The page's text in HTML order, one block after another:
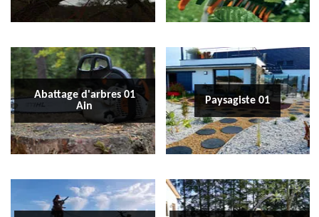
Abattage d'arbres 01
Ain
Paysagiste 01